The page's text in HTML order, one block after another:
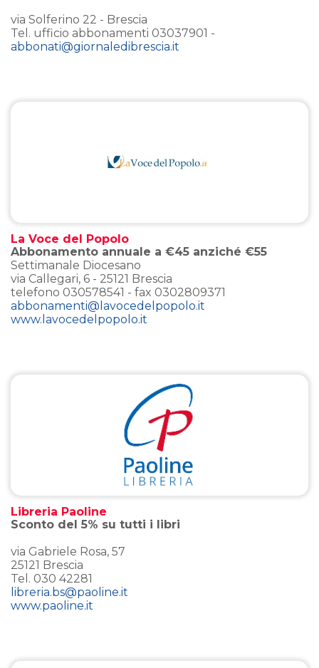
via Solferino 22 - Brescia
Tel. ufficio abbonamenti 03037901 -
abbonati@giornaledibrescia.it
La Voce del Popolo
Abbonamento annuale a €45 anziché €55
Settimanale Diocesano
via Callegari, 6 - 25121 Brescia
telefono 030578541 - fax 0302809371
abbonamenti@lavocedelpopolo.it
www.lavocedelpopolo.it
Libreria Paoline
Sconto del 5% su tutti i libri
via Gabriele Rosa, 57
25121 Brescia
Tel. 030 42281
libreria.bs@paoline.it
www.paoline.it